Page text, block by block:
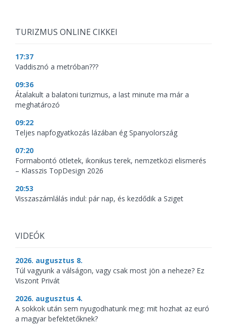
TURIZMUS ONLINE CIKKEI
17:37
Vaddisznó a metróban???
09:36
Átalakult a balatoni turizmus, a last minute ma már a
meghatározó
09:22
Teljes napfogyatkozás lázában ég Spanyolország
07:20
Formabontó ötletek, ikonikus terek, nemzetközi elismerés
– Klasszis TopDesign 2026
20:53
Visszaszámlálás indul: pár nap, és kezdődik a Sziget
VIDEÓK
2026. augusztus 8.
Túl vagyunk a válságon, vagy csak most jön a neheze? Ez
Viszont Privát
2026. augusztus 4.
A sokkok után sem nyugodhatunk meg: mit hozhat az euró
a magyar befektetőknek?